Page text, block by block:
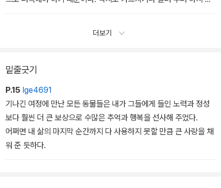
는다.
더보기
밑줄긋기
P.15 lge4691
기나긴 여정에 만난 모든 동물들은 내가 그들에게 들인 노력과 정성
보다 훨씬 더 큰 보상으로 수많은 추억과 행복을 선사해 주었다.
어쩌면 내 삶의 마지막 순간까지 다 사용하지 못할 만큼 큰 사랑을 채
워 준 듯하다.